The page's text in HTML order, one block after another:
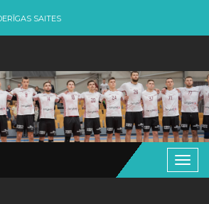
SAITES